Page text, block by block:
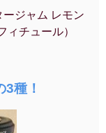
ジャム レモン
ィチュール）
種！